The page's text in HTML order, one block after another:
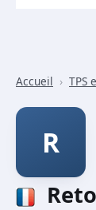
Accueil › TPS
R